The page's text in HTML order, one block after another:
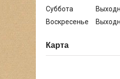
Суббота
Воскресенье
Карта